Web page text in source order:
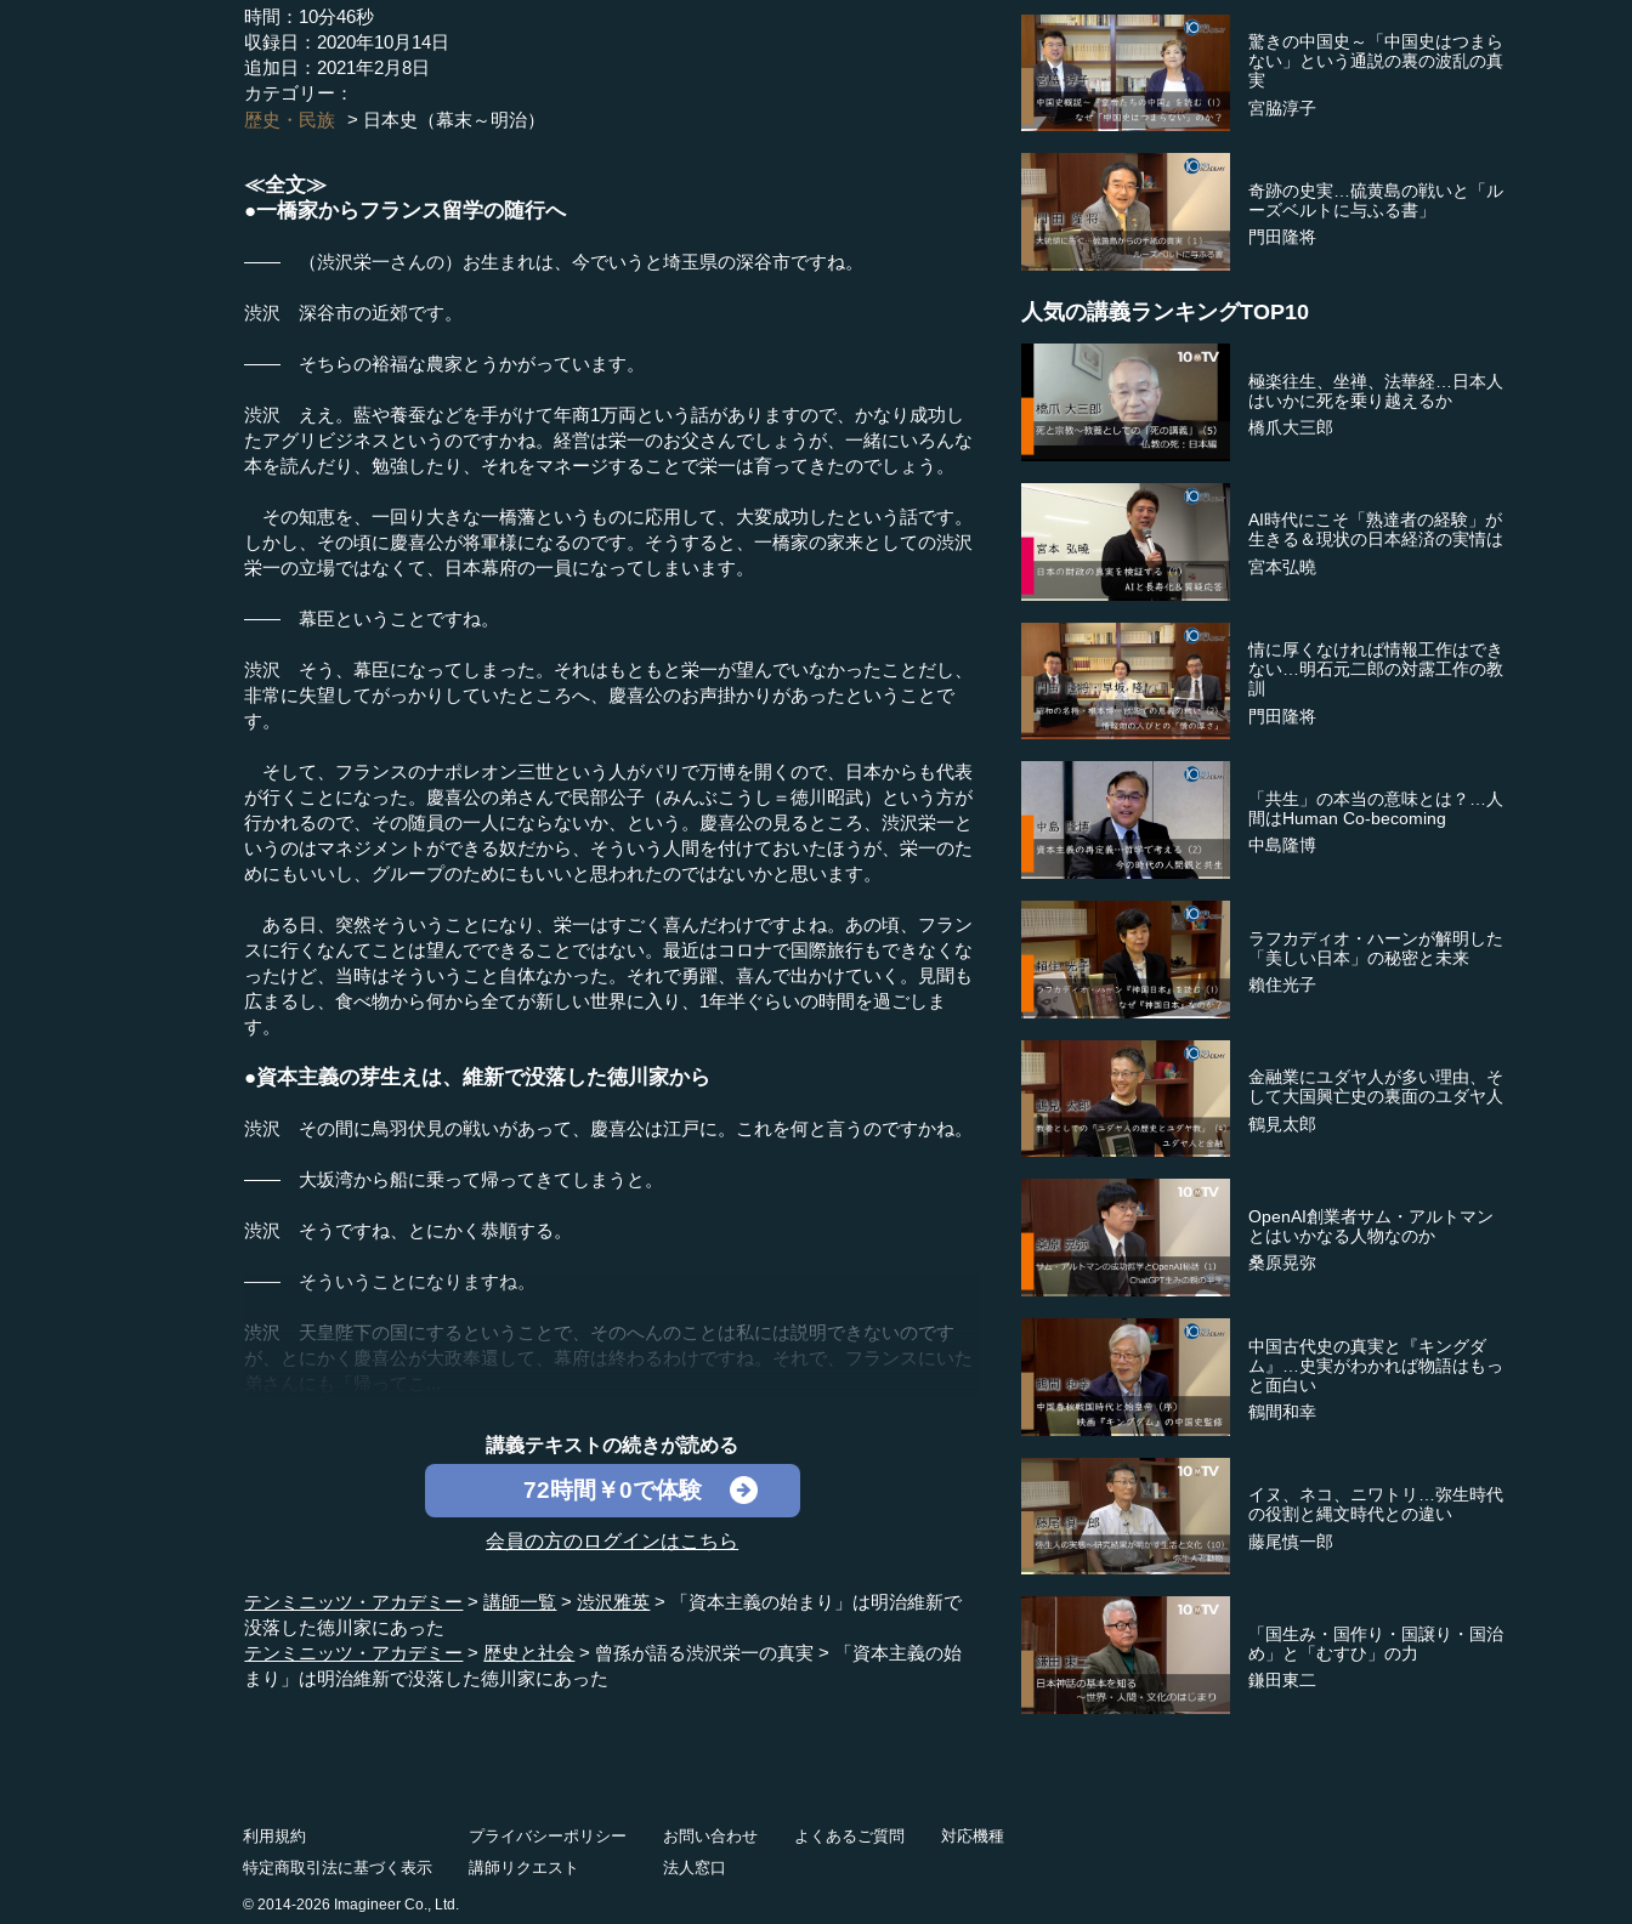
時間：10分46秒
収録日：2020年10月14日
追加日：2021年2月8日
カテゴリー：
歴史・民族
日本史（幕末～明治）
≪全文≫
●一橋家からフランス留学の随行へ
―― （渋沢栄一さんの）お生まれは、今でいうと埼玉県の深谷市ですね。
渋沢 深谷市の近郊です。
―― そちらの裕福な農家とうかがっています。
渋沢 ええ。藍や養蚕などを手がけて年商1万両という話がありますので、かなり成功し
たアグリビジネスというのですかね。経営は栄一のお父さんでしょうが、一緒にいろんな
本を読んだり、勉強したり、それをマネージすることで栄一は育ってきたのでしょう。
その知恵を、一回り大きな一橋藩というものに応用して、大変成功したという話です。
しかし、その頃に慶喜公が将軍様になるのです。そうすると、一橋家の家来としての渋沢
栄一の立場ではなくて、日本幕府の一員になってしまいます。
―― 幕臣ということですね。
渋沢 そう、幕臣になってしまった。それはもともと栄一が望んでいなかったことだし、
非常に失望してがっかりしていたところへ、慶喜公のお声掛かりがあったということで
す。
そして、フランスのナポレオン三世という人がパリで万博を開くので、日本からも代表
が行くことになった。慶喜公の弟さんで民部公子（みんぶこうし＝徳川昭武）という方が
行かれるので、その随員の一人にならないか、という。慶喜公の見るところ、渋沢栄一と
いうのはマネジメントができる奴だから、そういう人間を付けておいたほうが、栄一のた
めにもいいし、グループのためにもいいと思われたのではないかと思います。
ある日、突然そういうことになり、栄一はすごく喜んだわけですよね。あの頃、フラン
スに行くなんてことは望んでできることではない。最近はコロナで国際旅行もできなくな
ったけど、当時はそういうこと自体なかった。それで勇躍、喜んで出かけていく。見聞も
広まるし、食べ物から何から全てが新しい世界に入り、1年半ぐらいの時間を過ごしま
す。
●資本主義の芽生えは、維新で没落した徳川家から
渋沢 その間に鳥羽伏見の戦いがあって、慶喜公は江戸に。これを何と言うのですかね。
―― 大坂湾から船に乗って帰ってきてしまうと。
渋沢 そうですね、とにかく恭順する。
―― そういうことになりますね。
渋沢 天皇陛下の国にするということで、そのへんのことは私には説明できないのです
が、とにかく慶喜公が大政奉還して、幕府は終わるわけですね。それで、フランスにいた
講義テキストの続きが読める
72時間￥0で体験
会員の方のログインはこちら
テンミニッツ・アカデミー 講師一覧 渋沢雅英
「資本主義の始まり」は明治維新で
没落した徳川家にあった
テンミニッツ・アカデミー
歴史と社会 曾孫が語る渋沢栄一の真実
「資本主義の始
まり」は明治維新で没落した徳川家にあった
驚きの中国史～「中国史はつまら
ない」という通説の裏の波乱の真
実
宮脇淳子
奇跡の史実…硫黄島の戦いと「ル
ーズベルトに与ふる書」
門田隆将
人気の講義ランキングTOP10
極楽往生、坐禅、法華経…日本人
はいかに死を乗り越えるか
橋爪大三郎
AI時代にこそ「熟達者の経験」が
生きる＆現状の日本経済の実情は
宮本弘曉
情に厚くなければ情報工作はでき
ない…明石元二郎の対露工作の教
訓
門田隆将
「共生」の本当の意味とは？…人
間はHuman Co-becoming
中島隆博
ラフカディオ・ハーンが解明した
「美しい日本」の秘密と未来
賴住光子
金融業にユダヤ人が多い理由、そ
して大国興亡史の裏面のユダヤ人
鶴見太郎
OpenAI創業者サム・アルトマン
とはいかなる人物なのか
桑原晃弥
中国古代史の真実と『キングダ
ム』…史実がわかれば物語はもっ
と面白い
鶴間和幸
イヌ、ネコ、ニワトリ…弥生時代
の役割と縄文時代との違い
藤尾慎一郎
「国生み・国作り・国譲り・国治
め」と「むすひ」の力
鎌田東二
利用規約 プライバシーポリシー お問い合わせ よくあるご質問
対応機種
特定商取引法に基づく表示
講師リクエスト 法人窓口
© 2014-2026 Imagineer Co., Ltd.